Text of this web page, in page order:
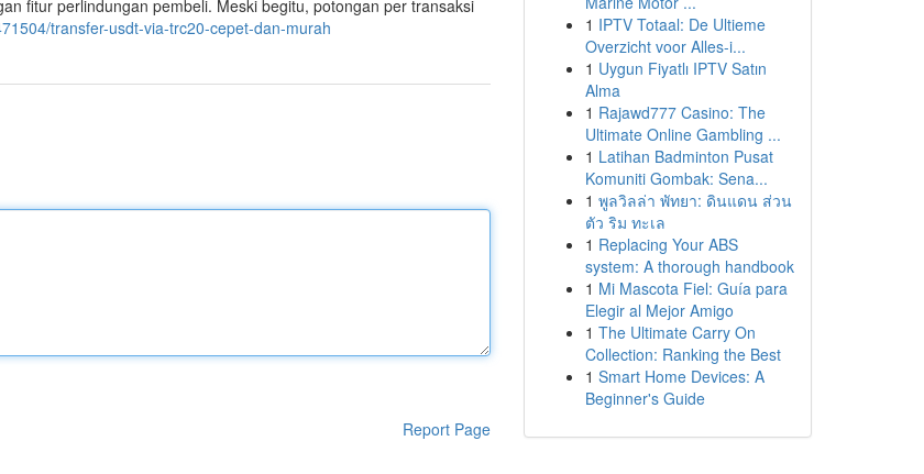
fitur perlindungan pembeli. Meski begitu, potongan per transaksi
transfer-usdt-via-trc20-cepet-dan-murah
Report Page
1 IPTV Totaal: De Ultieme
Overzicht voor Alles-i...
1 Uygun Fiyatlı IPTV Satın
Alma
1 Rajawd777 Casino: The
Ultimate Online Gambling ...
1 Latihan Badminton Pusat
Komuniti Gombak: Sena...
1 พูลวิลล่า พัทยา: ดินแดน ส่วน
ตัว ริม ทะเล
1 Replacing Your ABS
system: A thorough handbook
1 Mi Mascota Fiel: Guía para
Elegir al Mejor Amigo
1 The Ultimate Carry On
Collection: Ranking the Best
1 Smart Home Devices: A
Beginner's Guide